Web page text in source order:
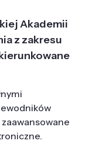
Akademii
z zakresu